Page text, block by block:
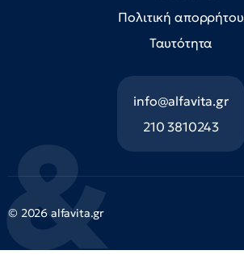
Πολιτική απορρήτου
Ταυτότητα
info@alfavita.gr
210 3810243
© 2026 alfavita.gr